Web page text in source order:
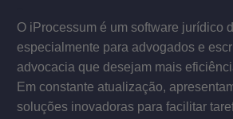
O iProcessum é um software jurídico
especialmente para advogados e
advocacia que desejam mais
Em constante atualização,
soluções inovadoras para facilitar